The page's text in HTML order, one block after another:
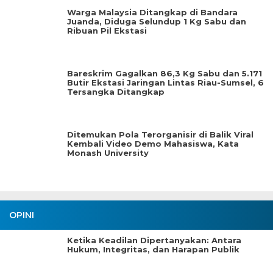
Warga Malaysia Ditangkap di Bandara
Juanda, Diduga Selundup 1 Kg Sabu dan
Ribuan Pil Ekstasi
Bareskrim Gagalkan 86,3 Kg Sabu dan 5.171
Butir Ekstasi Jaringan Lintas Riau-Sumsel, 6
Tersangka Ditangkap
Ditemukan Pola Terorganisir di Balik Viral
Kembali Video Demo Mahasiswa, Kata
Monash University
OPINI
Ketika Keadilan Dipertanyakan: Antara
Hukum, Integritas, dan Harapan Publik